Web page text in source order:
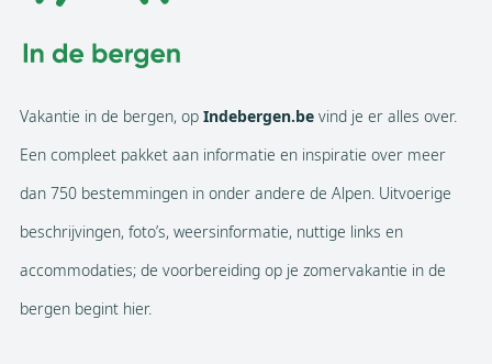
Vakantie in de bergen, op Indebergen.be vind je er alles over.
Een compleet pakket aan informatie en inspiratie over meer
dan 750 bestemmingen in onder andere de Alpen. Uitvoerige
beschrijvingen, foto’s, weersinformatie, nuttige links en
accommodaties; de voorbereiding op je zomervakantie in de
bergen begint hier.